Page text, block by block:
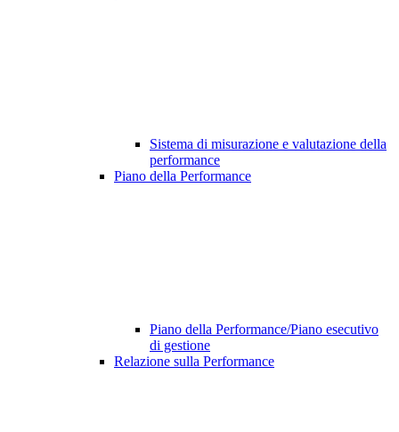
Sistema di misurazione e valutazione della
performance
Piano della Performance
Piano della Performance/Piano esecutivo
di gestione
Relazione sulla Performance